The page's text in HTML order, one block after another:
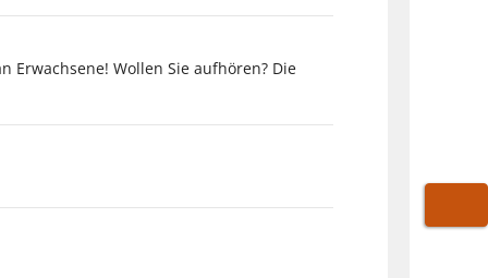
Wollen Sie aufhören? Die